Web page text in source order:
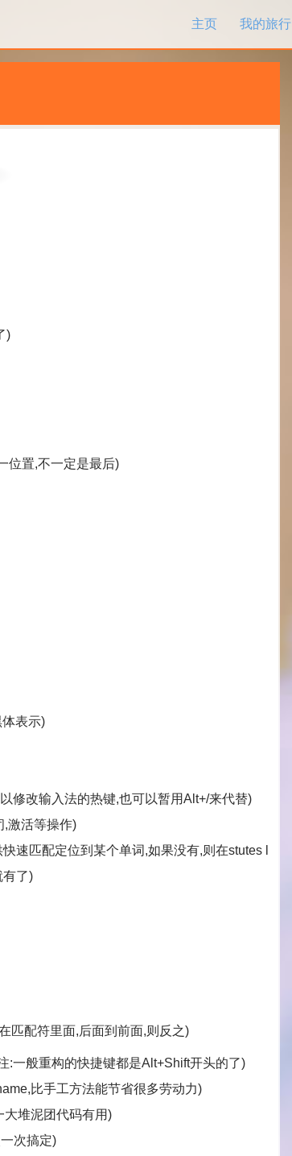
主页
我的旅行
)
位置,不一定是最后)
表示)
修改输入法的热键,也可以暂用Alt+/来代替)
,激活等操作)
速匹配定位到某个单词,如果没有,则在stutes l
有了)
匹配符里面,后面到前面,则反之)
:一般重构的快捷键都是Alt+Shift开头的了)
比手工方法能节省很多劳动力)
大堆泥团代码有用)
次搞定)